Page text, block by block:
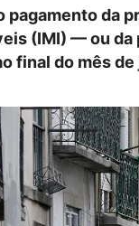
pagamento da
(IMI) — ou
final do mês de